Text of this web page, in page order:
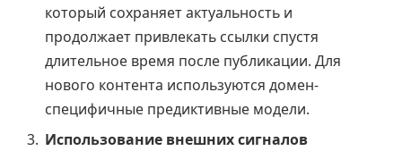
который сохраняет актуальность и
продолжает привлекать ссылки спустя
длительное время после публикации. Для
нового контента используются домен-
специфичные предиктивные модели.
Использование внешних сигналов